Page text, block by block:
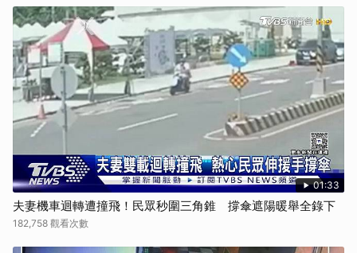
01:33
夫妻機車迴轉遭撞飛！民眾秒圍三角錐 撐傘遮陽暖舉全錄下
182,758 觀看次數